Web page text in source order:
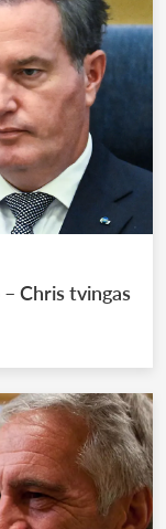
Chris tvingas